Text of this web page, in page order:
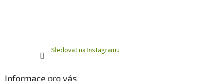
Sledovat na Instagramu
Informace pro vás